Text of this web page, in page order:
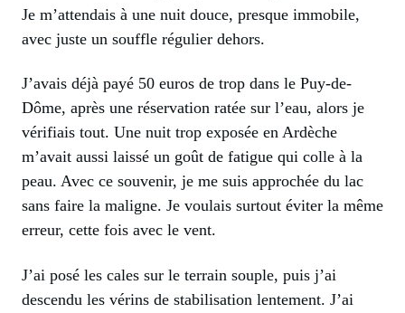
Je m’attendais à une nuit douce, presque immobile,
avec juste un souffle régulier dehors.
J’avais déjà payé 50 euros de trop dans le Puy-de-
Dôme, après une réservation ratée sur l’eau, alors je
vérifiais tout. Une nuit trop exposée en Ardèche
m’avait aussi laissé un goût de fatigue qui colle à la
peau. Avec ce souvenir, je me suis approchée du lac
sans faire la maligne. Je voulais surtout éviter la même
erreur, cette fois avec le vent.
J’ai posé les cales sur le terrain souple, puis j’ai
descendu les vérins de stabilisation lentement. J’ai